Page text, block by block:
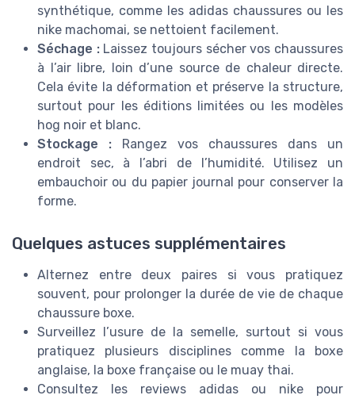
synthétique, comme les adidas chaussures ou les
nike machomai, se nettoient facilement.
Séchage :Laissez toujours sécher vos chaussures
à l’air libre, loin d’une source de chaleur directe.
Cela évite la déformation et préserve la structure,
surtout pour les éditions limitées ou les modèles
hog noir et blanc.
Stockage : Rangez vos chaussures dans un
endroit sec, à l’abri de l’humidité. Utilisez un
embauchoir ou du papier journal pour conserver la
forme.
Quelques astuces supplémentaires
Alternez entre deux paires si vous pratiquez
souvent, pour prolonger la durée de vie de chaque
chaussure boxe.
Surveillez l’usure de la semelle, surtout si vous
pratiquez plusieurs disciplines comme la boxe
anglaise, la boxe française ou le muay thai.
Consultez les reviews adidas ou nike pour